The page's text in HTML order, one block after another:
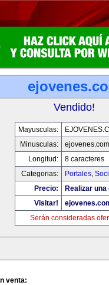
Vendido!
Mayusculas:
Minusculas:
ejovenes.com
Longitud:
8 caracteres
Categorias:
Portales,
Precio:
Realizar
Visitar!
Serán consideradas
venta: